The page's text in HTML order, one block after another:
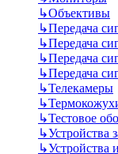
↳Объективы
↳Передача
↳Передача
↳Передача
↳Передача
↳Телекамеры
↳
↳Тестовое
↳Устройства
↳Устройства